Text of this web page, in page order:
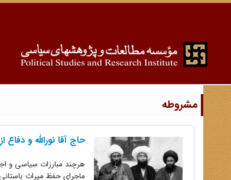
مشروطه
حاج‏ آقا نورالله و دفاع
هرچند مبارزات سیاسى و
ماجراى حفظ میراث